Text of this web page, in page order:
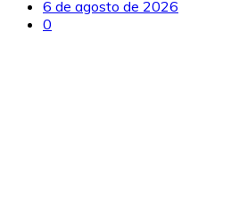
6 de agosto de 2026
0